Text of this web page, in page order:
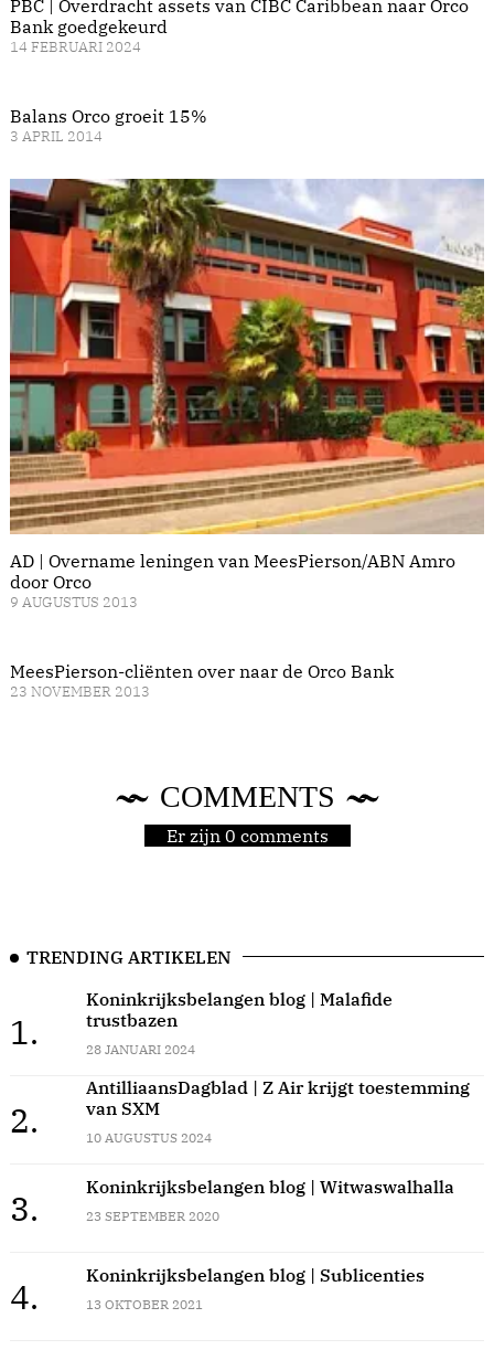
PBC | Overdracht assets van CIBC Caribbean naar Orco
Bank goedgekeurd
14 FEBRUARI 2024
Balans Orco groeit 15%
3 APRIL 2014
AD | Overname leningen van MeesPierson/ABN Amro
door Orco
9 AUGUSTUS 2013
MeesPierson-cliënten over naar de Orco Bank
23 NOVEMBER 2013
COMMENTS
Er zijn 0 comments
TRENDING ARTIKELEN
1.
Koninkrijksbelangen blog | Malafide
trustbazen
28 JANUARI 2024
2.
AntilliaansDagblad | Z Air krijgt toestemming
van SXM
10 AUGUSTUS 2024
3.
Koninkrijksbelangen blog | Witwaswalhalla
23 SEPTEMBER 2020
4.
Koninkrijksbelangen blog | Sublicenties
13 OKTOBER 2021